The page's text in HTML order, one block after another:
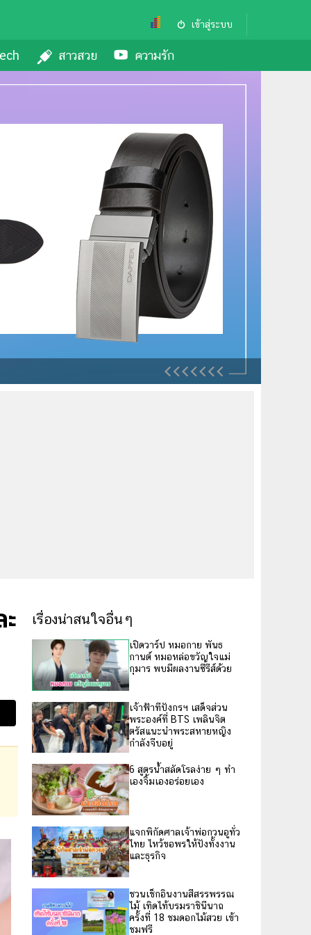
เข้าสู่ระบบ
สาวสวย ความรัก
เรื่องน่าสนใจอื่นๆ
เปิดวาร์ป หมอกาย พันธ
กานต์ หมอหล่อขวัญใจแม่
กุมาร พบมีผลงานซีรีส์ด้วย
เจ้าฟ้าทีปังกรฯ เสด็จส่วน
พระองค์ที่ BTS เพลินจิต
ตรัสแนะนำพระสหายหญิง
กำลังจีบอยู่
6 สูตรน้ำสลัดโรลง่าย ๆ ทำ
เองจิ้มเองอร่อยเอง
แจกพิกัดศาลเจ้าพ่อกวนอูทั่ว
ไทย ไหว้ขอพรให้ปังทั้งงาน
และธุรกิจ
ชวนเช็กอินงานสีสรรพรรณ
ไม้ เทิดไท้บรมราชินีนาถ
ครั้งที่ 18 ชมดอกไม้สวย เข้า
ชมฟรี